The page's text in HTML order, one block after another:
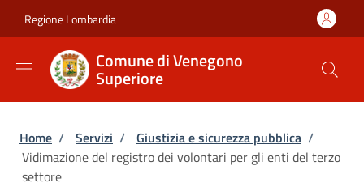
Regione Lombardia
Comune di Venegono
Superiore
Briciole di pane
Home / Servizi / Giustizia e sicurezza pubblica /
Vidimazione del registro dei volontari per gli enti del terzo
settore